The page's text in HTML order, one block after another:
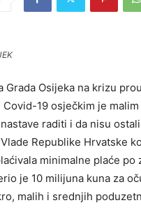
Grada Osijeka na krizu
Covid-19 osječkim je
raditi i da nisu
Republike Hrvatske
minimalne plaće po
je 10 milijuna kuna za
malih i srednjih